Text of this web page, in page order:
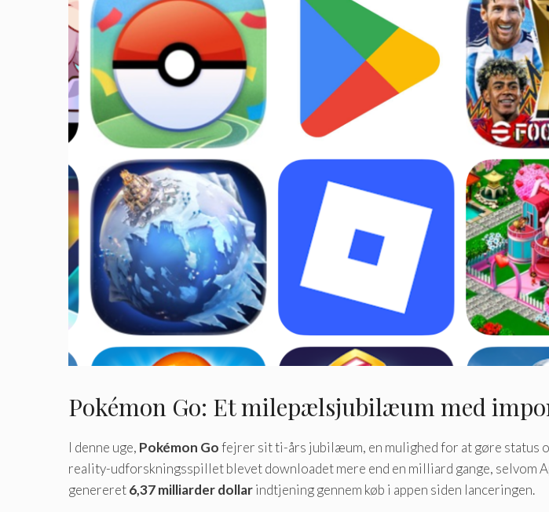
Pokémon Go: Et milepælsjubilæum med
I denne uge, Pokémon Gofejrer sit ti-års jubilæum, en mulighed for at gøre status
reality-udforskningsspillet blevet downloadet mere end en milliard gange, selvom
genereret6,37 milliarder dollarindtjening gennem køb i appen siden lanceringen.